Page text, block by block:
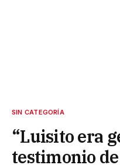
SIN CATEGORÍA
“Luisito era
testimonio